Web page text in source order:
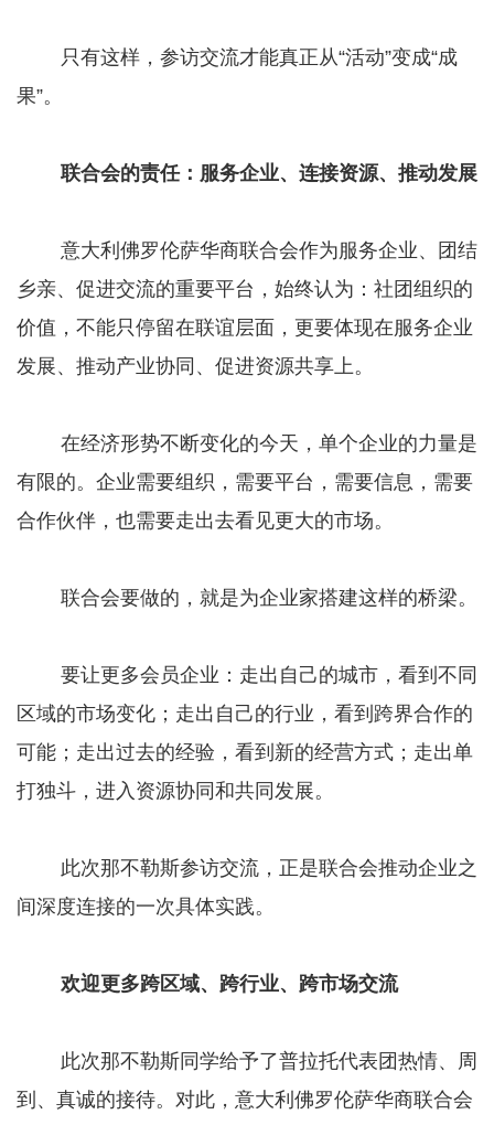
只有这样，参访交流才能真正从“活动”变成“成
果”。
联合会的责任：服务企业、连接资源、推动发展
意大利佛罗伦萨华商联合会作为服务企业、团结
乡亲、促进交流的重要平台，始终认为：社团组织的
价值，不能只停留在联谊层面，更要体现在服务企业
发展、推动产业协同、促进资源共享上。
在经济形势不断变化的今天，单个企业的力量是
有限的。企业需要组织，需要平台，需要信息，需要
合作伙伴，也需要走出去看见更大的市场。
联合会要做的，就是为企业家搭建这样的桥梁。
要让更多会员企业：走出自己的城市，看到不同
区域的市场变化；走出自己的行业，看到跨界合作的
可能；走出过去的经验，看到新的经营方式；走出单
打独斗，进入资源协同和共同发展。
此次那不勒斯参访交流，正是联合会推动企业之
间深度连接的一次具体实践。
欢迎更多跨区域、跨行业、跨市场交流
此次那不勒斯同学给予了普拉托代表团热情、周
到、真诚的接待。对此，意大利佛罗伦萨华商联合会